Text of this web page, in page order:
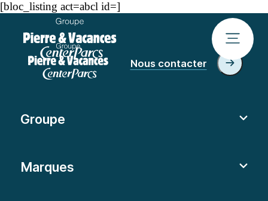
[bloc_listing act=abcl id=]
Nous contacter
Groupe
Marques